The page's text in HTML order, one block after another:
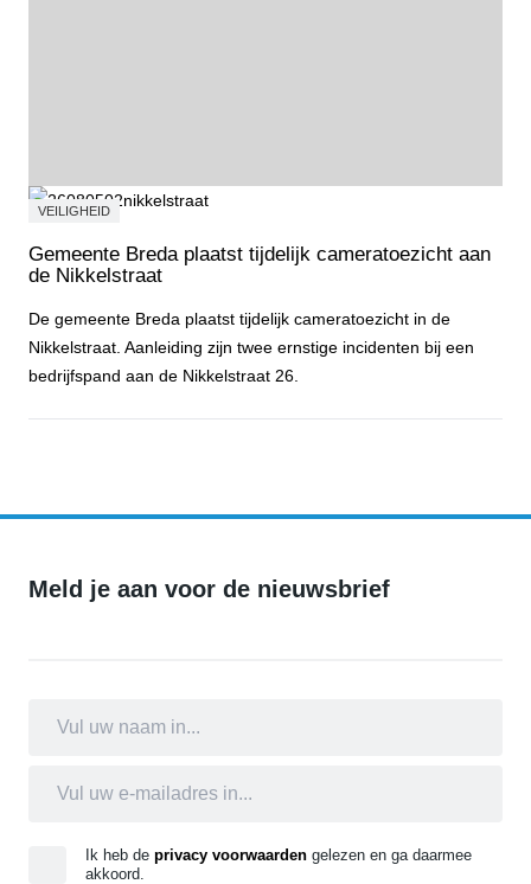
VEILIGHEID
Gemeente Breda plaatst tijdelijk cameratoezicht aan
de Nikkelstraat
De gemeente Breda plaatst tijdelijk cameratoezicht in de
Nikkelstraat. Aanleiding zijn twee ernstige incidenten bij een
bedrijfspand aan de Nikkelstraat 26.
Meld je aan voor de nieuwsbrief
Ik heb de privacy voorwaarden gelezen en ga daarmee
akkoord.